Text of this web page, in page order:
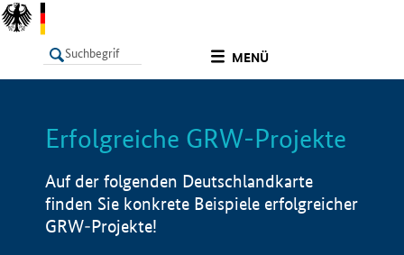
MENÜ
LISTE Info
Erfolgreiche GRW-Projekte
Auf der folgenden Deutschlandkarte
finden Sie konkrete Beispiele erfolgreicher
GRW-Projekte!